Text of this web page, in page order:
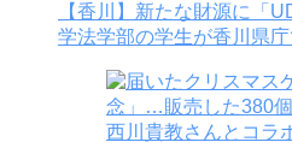
【香川】新たな財源に「
学法学部の学生が香川県